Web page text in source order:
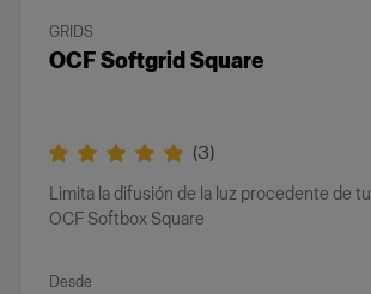
GRIDS
OCF Softgrid Square
(3)
Limita la difusión de la luz procedente de tu
OCF Softbox Square
Desde